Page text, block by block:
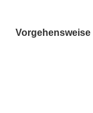
Vorgehensweise